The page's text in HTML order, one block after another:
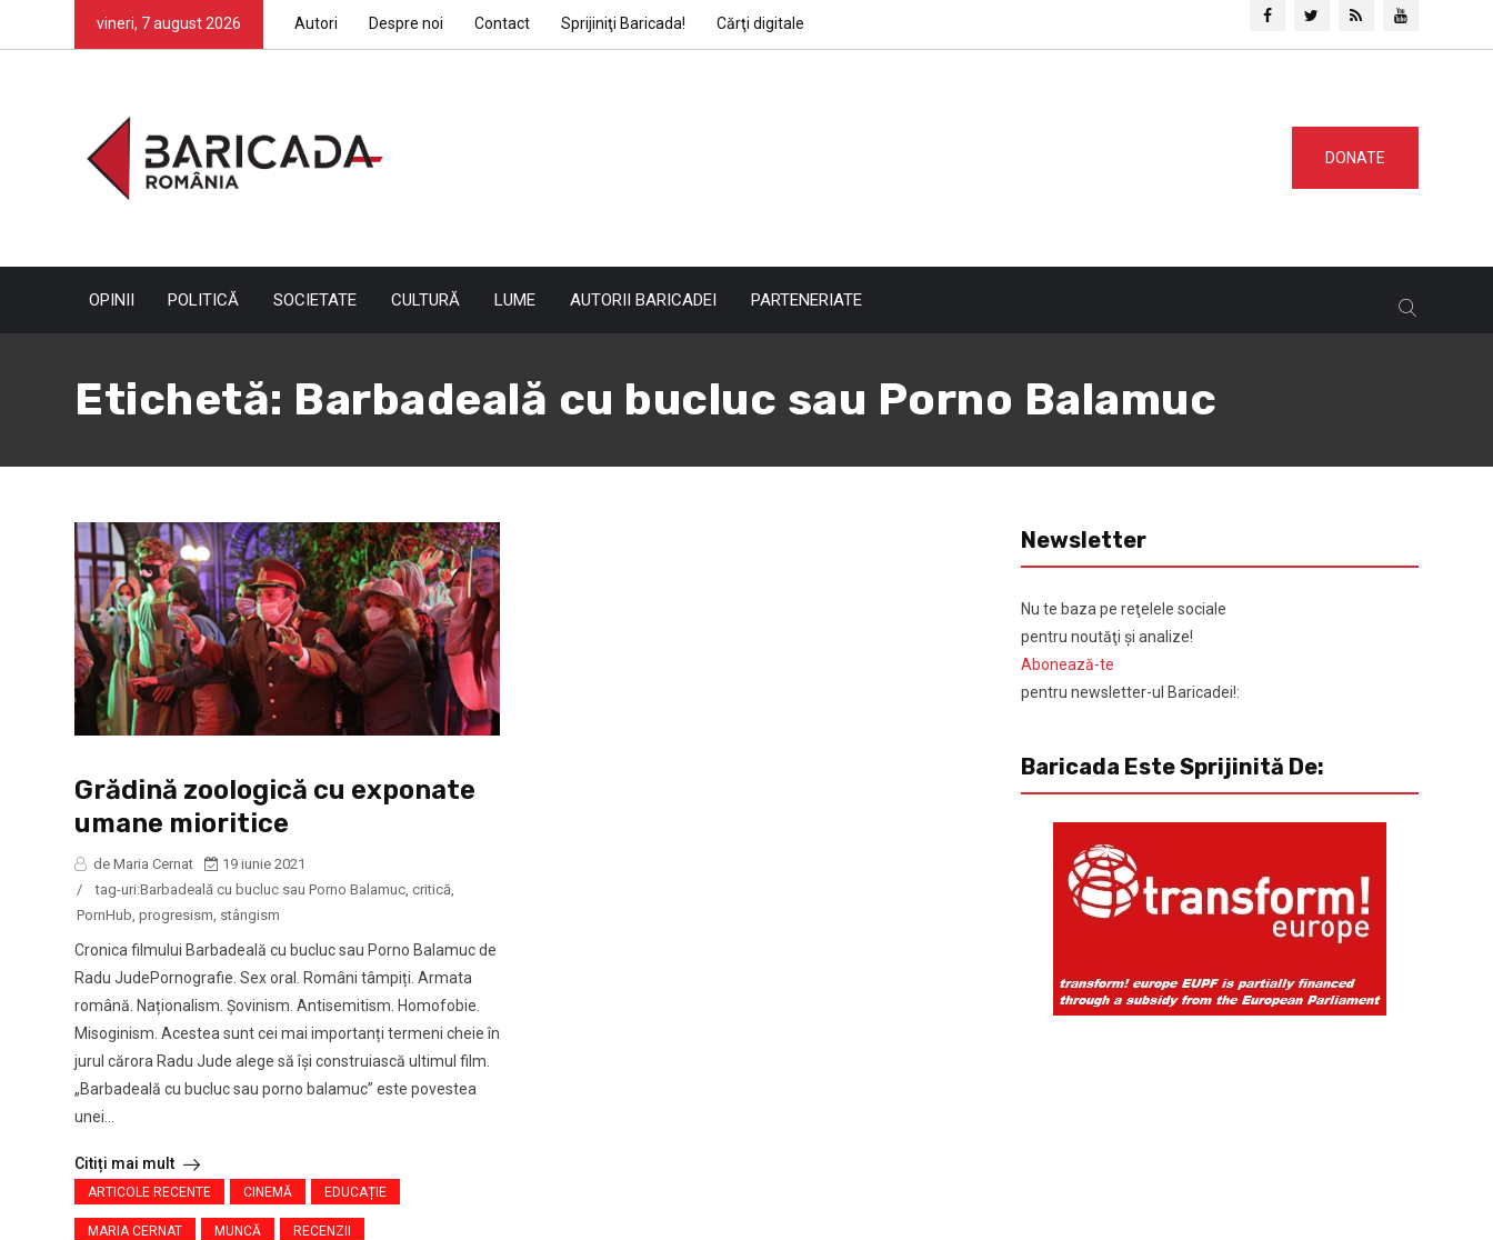
vineri, 7 august 2026 Autori Despre noi Contact Sprijiniţi Baricada! Cărţi digitale
DONATE
OPINII POLITICĂ SOCIETATE CULTURĂ LUME AUTORII BARICADEI PARTENERIATE
Etichetă: Barbadeală cu bucluc sau Porno Balamuc
Grădină zoologică cu exponate
umane mioritice
de Maria Cernat
19 iunie 2021
/
tag-uri:Barbadeală cu bucluc sau Porno Balamuc critică
PornHub progresism stângism
Cronica filmului Barbadeală cu bucluc sau Porno Balamuc de
Radu JudePornografie. Sex oral. Români tâmpiți. Armata
română. Naționalism. Șovinism. Antisemitism. Homofobie.
Misoginism. Acestea sunt cei mai importanți termeni cheie în
jurul cărora Radu Jude alege să își construiască ultimul film.
„Barbadeală cu bucluc sau porno balamuc” este povestea
unei...
Citiți mai mult
ARTICOLE RECENTE CINEMĂ EDUCAȚIE
MARIA CERNAT MUNCĂ RECENZII
Newsletter
Nu te baza pe reţelele sociale
pentru noutăţi şi analize!
Abonează-te
pentru newsletter-ul Baricadei!:
Baricada Este Sprijinită De: